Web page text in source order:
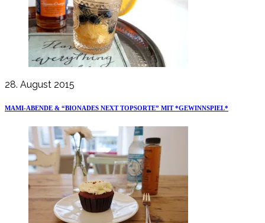
28. August 2015
MAMI-ABENDE & “BIONADES NEXT TOPSORTE” MIT *GEWINNSPIEL*